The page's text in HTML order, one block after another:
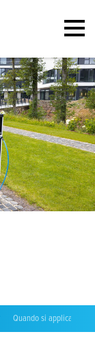
Quando si applica?